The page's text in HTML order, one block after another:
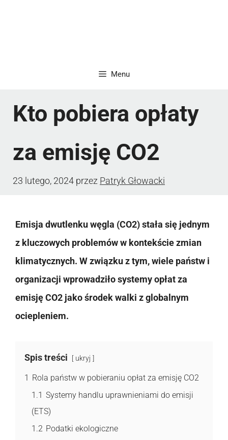
Menu
Kto pobiera opłaty
za emisję CO2
23 lutego, 2024 przez Patryk Głowacki
Emisja dwutlenku węgla (CO2) stała się jednym
z kluczowych problemów w kontekście zmian
klimatycznych. W związku z tym, wiele państw i
organizacji wprowadziło systemy opłat za
emisję CO2 jako środek walki z globalnym
ociepleniem.
Spis treści ukryj
1 Rola państw w pobieraniu opłat za emisję CO2
1.1 Systemy handlu uprawnieniami do emisji
(ETS)
1.2 Podatki ekologiczne